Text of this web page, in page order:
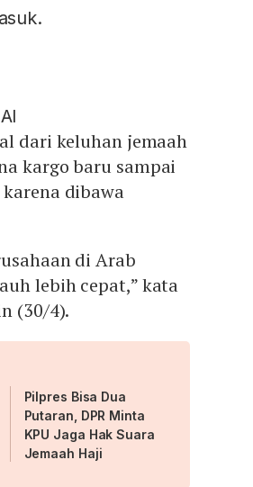
dari keluhan jemaah
kargo baru sampai
dibawa
di Arab
lebih cepat,” kata
(30/4).
Pilpres Bisa Dua
Putaran, DPR Minta
KPU Jaga Hak Suara
Jemaah Haji